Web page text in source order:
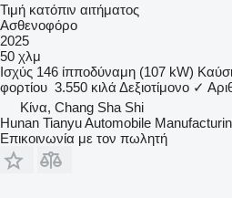
Τιμή κατόπιν αιτήματος
Ασθενοφόρο
2025
50 χλμ
Ισχύς 146 ίπποδύναμη (107 kW)
φορτίου 3.550 κιλά Δεξιοτίμονο ✓
Κίνα, Chang Sha Shi
Hunan Tianyu Automobile
Επικοινωνία με τον πωλητή